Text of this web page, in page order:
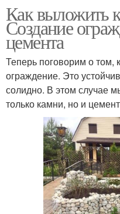
Как выложить
Создание
цемента
Теперь поговорим о том,
ограждение. Это
солидно. В этом случае
только камни, но и